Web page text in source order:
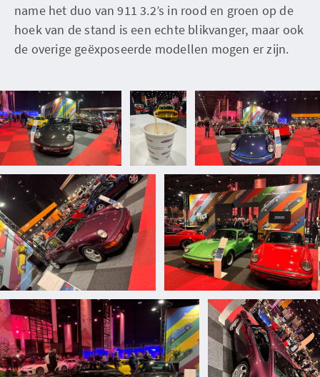
name het duo van 911 3.2’s in rood en groen op de
hoek van de stand is een echte blikvanger, maar ook
de overige geëxposeerde modellen mogen er zijn.